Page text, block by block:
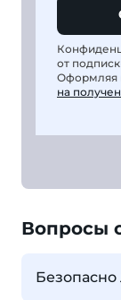
от
Оформляя
на
Вопросы